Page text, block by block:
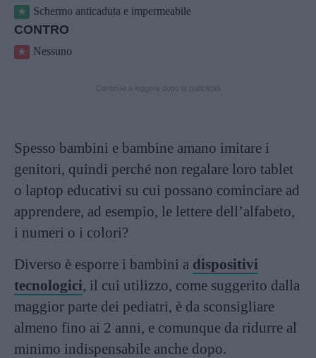
Schermo anticaduta e impermeabile
CONTRO
Nessuno
Spesso bambini e bambine amano imitare i
genitori, quindi perché non regalare loro tablet
o laptop educativi su cui possano cominciare ad
apprendere, ad esempio, le lettere dell’alfabeto,
i numeri o i colori?
Diverso è esporre i bambini a dispositivi
tecnologici, il cui utilizzo, come suggerito dalla
maggior parte dei pediatri, è da sconsigliare
almeno fino ai 2 anni, e comunque da ridurre al
minimo indispensabile anche dopo.